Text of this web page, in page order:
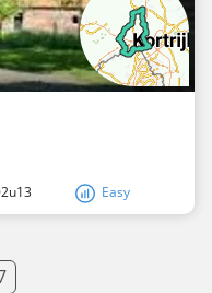
Easy